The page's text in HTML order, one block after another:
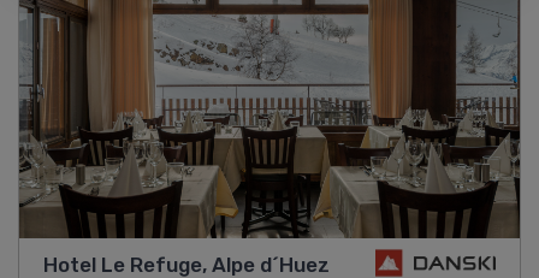
Hotel Le Refuge, Alpe d´Huez